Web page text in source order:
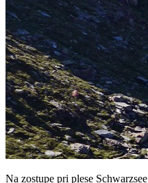
Na zostupe pri plese Schwarzsee